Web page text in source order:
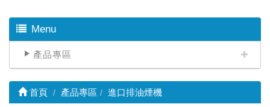
Menu
產品專區
首頁 產品專區 進口排油煙機